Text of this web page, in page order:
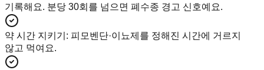
기록해요. 분당 30회를 넘으면 폐수종 경고 신호예요.
약 시간 지키기 : 피모벤단·이뇨제를 정해진 시간에 거르지
않고 먹여요.